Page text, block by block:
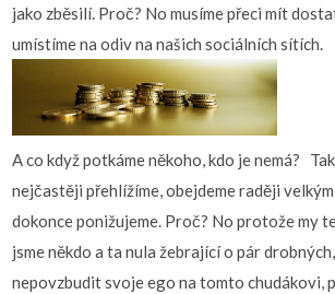
jako zběsilí. Proč? No musíme přeci mít
umístíme na odiv na našich sociálních sítích.
A co když potkáme někoho, kdo je nemá?
nejčastěji přehlížíme, obejdeme raději
dokonce ponižujeme. Proč? No protože my
jsme někdo a ta nula žebrající o pár
nepovzbudit svoje ego na tomto chudákovi,